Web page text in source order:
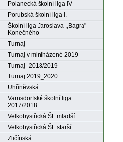
Polanecká školní liga IV
Porubská školní liga I.
Školní liga Jaroslava ,,Bagra"
Konečného
Turnaj
Turnaj v miniházené 2019
Turnaj- 2018/2019
Turnaj 2019_2020
Uhříněvská
Varnsdorfské školní liga
2017/2018
Velkobystřická ŠL mladší
Velkobystřická ŠL starší
Zličínská